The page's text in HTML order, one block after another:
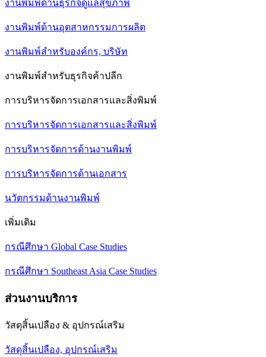
งานพิมพ์ด้านธุรกิจดูแลสุขภาพ
งานพิมพ์ด้านอุตสาหกรรมการผลิต
งานพิมพ์สำหรับองค์กร, บริษัท
งานพิมพ์สำหรับธุรกิจค้าปลีก
การบริหารจัดการเอกสารและสิ่งพิมพ์
การบริหารจัดการเอกสารและสิ่งพิมพ์
การบริหารจัดการด้านงานพิมพ์
การบริหารจัดการด้านเอกสาร
นวัตกรรมด้านงานพิมพ์
เพิ่มเติม
กรณีศึกษา Global Case Studies
กรณีศึกษา Southeast Asia Case Studies
ส่วนงานบริการ
วัสดุสิ้นเปลือง & อุปกรณ์เสริม
วัสดุสิ้นเปลือง, อุปกรณ์เสริม